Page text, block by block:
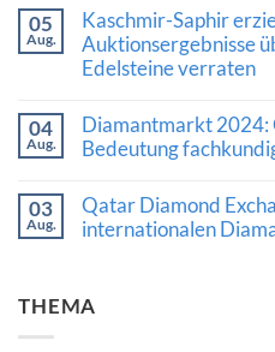
die
Auszeichnung
von
Al
den
Diamantkauf
bedeutet
zu
Luxusschmuckmarkt
zeigt
Stärke:
Nachfrage
nach
Diamanten
Schmuck
bedeutet
05
Aug.
Kaschmir-Saphir
Auktionsergebnisse
Edelsteine verraten
zu
Kaschmir-
Saphir
Rekordpreis:
Was
Auktionsergebnisse
hochwertiger
Edelsteine
04
Aug.
Diamantmarkt 2024:
Bedeutung
zu
Diamantmarkt
2024:
die
03
Aug.
Qatar Diamond
internationalen
Qatar
THEMA